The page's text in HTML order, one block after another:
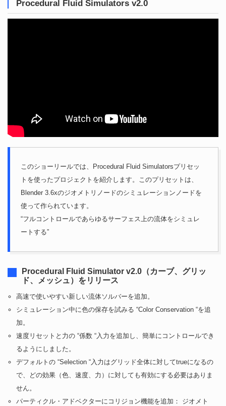
Procedural Fluid Simulators v2.0
このショーリールでは、Procedural Fluid Simulatorsプリセッ
トを使ったプロジェクトを紹介します。このプリセットは、
Blender 3.6xのジオメトリノードのシミュレーションノードを
使って作られています。
“フルコントロールであらゆるサーフェス上の流体をシミュレ
ートする”
Procedural Fluid Simulator v2.0（カーブ、グリッ
ド、メッシュ）をリリース
高速で使いやすい新しい流体ソルバーを追加。
シミュレーション中に色の保存を試みる “Color Conservation “を追
加。
速度リセットと力の “係数 “入力を追加し、簡単にコントロールでき
るようにしました。
デフォルトの “Selection “入力はグリッド全体に対してtrueになるの
で、どの効果（色、速度、力）に対しても有効にする必要はありま
せん。
パーティクル・アドベクターにコリジョン機能を追加： ジオメト